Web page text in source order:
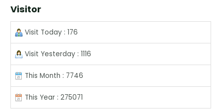
Visitor
Visit Today : 176
Visit Yesterday : 1116
This Month : 7746
This Year : 275071